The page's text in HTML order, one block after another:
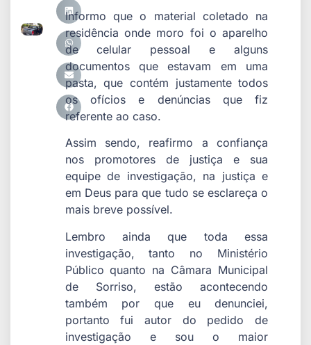
Informo que o material coletado na
residência onde moro foi o aparelho
de celular pessoal e alguns
documentos que estavam em uma
pasta, que contém justamente todos
os ofícios e denúncias que fiz
referente ao caso.
Assim sendo, reafirmo a confiança
nos promotores de justiça e sua
equipe de investigação, na justiça e
em Deus para que tudo se esclareça o
mais breve possível.
Lembro ainda que toda essa
investigação, tanto no Ministério
Público quanto na Câmara Municipal
de Sorriso, estão acontecendo
também por que eu denunciei,
portanto fui autor do pedido de
investigação e sou o maior